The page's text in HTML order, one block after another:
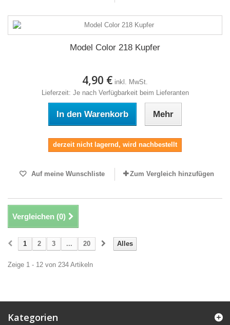
Model Color 218 Kupfer
4,90 € inkl. MwSt.
Lieferzeit: Je nach Verfügbarkeit beim Lieferanten
In den Warenkorb Mehr
derzeit nicht lagernd, wird nachbestellt
Auf meine Wunschliste Zum Vergleich hinzufügen
Vergleichen (0)
Alles
1 2 3 ... 20
Zeige 1 - 12 von 234 Artikeln
Kategorien